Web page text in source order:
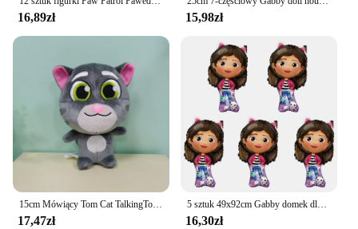
16,89zł 15,98zł
15cm Mówiący Tom Cat TalkingTom Grab Doll Pluszowa lalka-zabawka [Cicha wersja]
17,47zł
5 sztuk 49x92cm Gabby domek dla lalek balony postać z kreskówki dziewczyny sprzyja urodziny dekoracja balonów Baby Shower kulka z folii aluminiowej
16,30zł